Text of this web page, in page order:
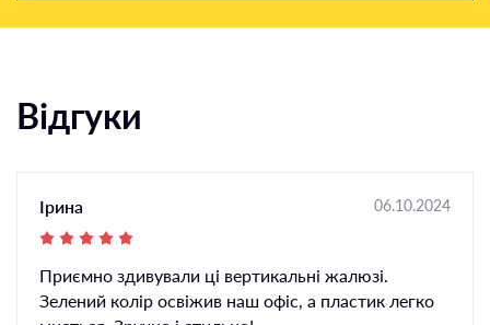
Відгуки
Ірина 06.10.2024
Приємно здивували ці вертикальні жалюзі.
Зелений колір освіжив наш офіс, а пластик легко